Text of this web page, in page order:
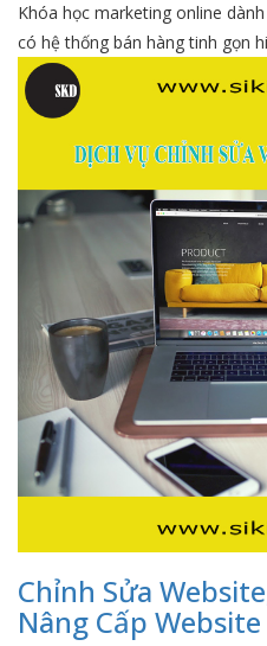
Khóa học marketing online
có hệ thống bán hàng tinh gọn
Chỉnh Sửa
Nâng Cấp Website